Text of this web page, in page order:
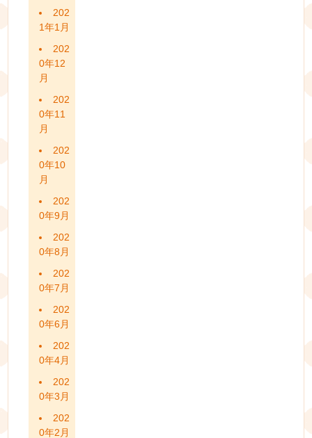
202
1年1月
202
0年12
月
202
0年11
月
202
0年10
月
202
0年9月
202
0年8月
202
0年7月
202
0年6月
202
0年4月
202
0年3月
202
0年2月